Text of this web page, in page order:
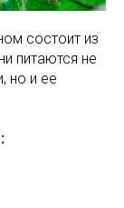
состоит из
питаются не
но и ее